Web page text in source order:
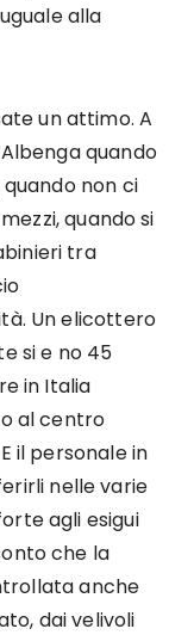
alla
un attimo. A
quando
non ci
quando si
tra
Un elicottero
si e no 45
in Italia
al centro
il personale in
nelle varie
agli esigui
che la
anche
dai velivoli